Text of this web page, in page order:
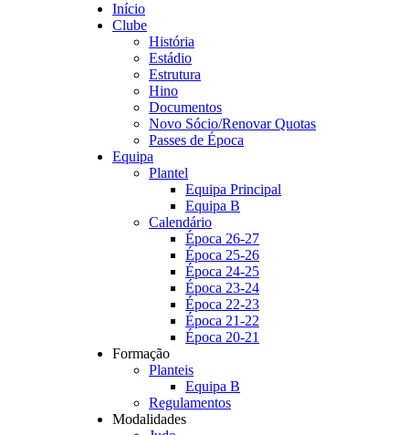
Início
Clube
História
Estádio
Estrutura
Hino
Documentos
Novo Sócio/Renovar Quotas
Passes de Época
Equipa
Plantel
Equipa Principal
Equipa B
Calendário
Época 26-27
Época 25-26
Época 24-25
Época 23-24
Época 22-23
Época 21-22
Época 20-21
Formação
Planteis
Equipa B
Regulamentos
Modalidades